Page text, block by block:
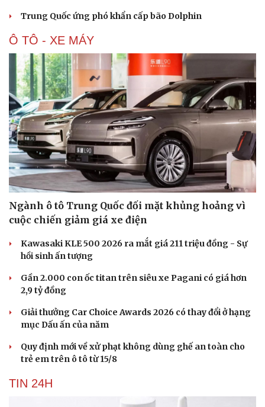
Trung Quốc ứng phó khẩn cấp bão Dolphin
Ô TÔ - XE MÁY
Ngành ô tô Trung Quốc đối mặt khủng hoảng vì
cuộc chiến giảm giá xe điện
Kawasaki KLE 500 2026 ra mắt giá 211 triệu đồng - Sự
hồi sinh ấn tượng
Gần 2.000 con ốc titan trên siêu xe Pagani có giá hơn
2,9 tỷ đồng
Giải thưởng Car Choice Awards 2026 có thay đổi ở hạng
mục Dấu ấn của năm
Quy định mới về xử phạt không dùng ghế an toàn cho
trẻ em trên ô tô từ 15/8
TIN 24H